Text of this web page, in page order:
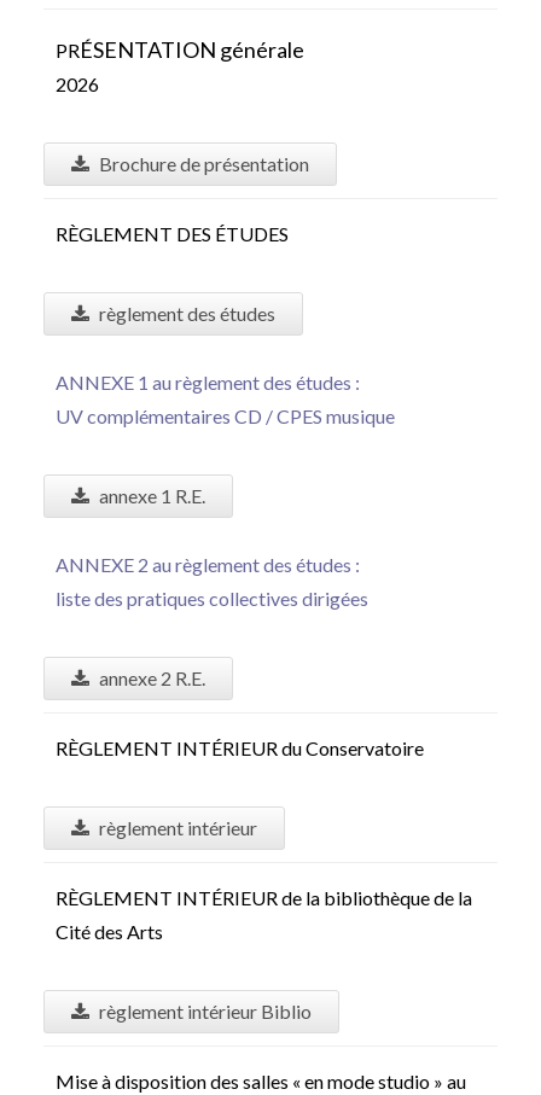
PRÉSENTATION générale
2026
Brochure de présentation
RÈGLEMENT DES ÉTUDES
règlement des études
ANNEXE 1 au règlement des études :
UV complémentaires CD / CPES musique
annexe 1 R.E.
ANNEXE 2 au règlement des études :
liste des pratiques collectives dirigées
annexe 2 R.E.
RÈGLEMENT INTÉRIEUR du Conservatoire
règlement intérieur
RÈGLEMENT INTÉRIEUR de la bibliothèque de la
Cité des Arts
règlement intérieur Biblio
Mise à disposition des salles « en mode studio » au